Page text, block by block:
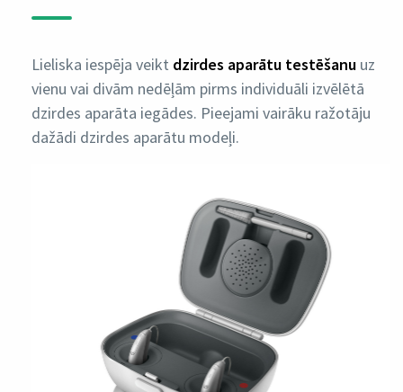
Lieliska iespēja veikt dzirdes aparātu testēšanu uz
vienu vai divām nedēļām pirms individuāli izvēlētā
dzirdes aparāta iegādes. Pieejami vairāku ražotāju
dažādi dzirdes aparātu modeļi.